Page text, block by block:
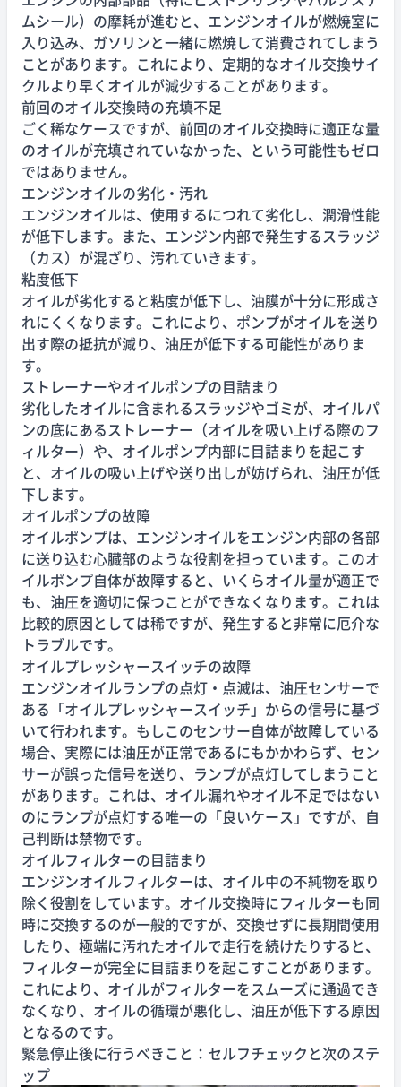
ムシール）の摩耗が進むと、エンジンオイルが燃焼室に
入り込み、ガソリンと一緒に燃焼して消費されてしまう
ことがあります。これにより、定期的なオイル交換サイ
クルより早くオイルが減少することがあります。
前回のオイル交換時の充填不足
ごく稀なケースですが、前回のオイル交換時に適正な量
のオイルが充填されていなかった、という可能性もゼロ
ではありません。
エンジンオイルの劣化・汚れ
エンジンオイルは、使用するにつれて劣化し、潤滑性能
が低下します。また、エンジン内部で発生するスラッジ
（カス）が混ざり、汚れていきます。
粘度低下
オイルが劣化すると粘度が低下し、油膜が十分に形成さ
れにくくなります。これにより、ポンプがオイルを送り
出す際の抵抗が減り、油圧が低下する可能性がありま
す。
ストレーナーやオイルポンプの目詰まり
劣化したオイルに含まれるスラッジやゴミが、オイルパ
ンの底にあるストレーナー（オイルを吸い上げる際のフ
ィルター）や、オイルポンプ内部に目詰まりを起こす
と、オイルの吸い上げや送り出しが妨げられ、油圧が低
下します。
オイルポンプの故障
オイルポンプは、エンジンオイルをエンジン内部の各部
に送り込む心臓部のような役割を担っています。このオ
イルポンプ自体が故障すると、いくらオイル量が適正で
も、油圧を適切に保つことができなくなります。これは
比較的原因としては稀ですが、発生すると非常に厄介な
トラブルです。
オイルプレッシャースイッチの故障
エンジンオイルランプの点灯・点滅は、油圧センサーで
ある「オイルプレッシャースイッチ」からの信号に基づ
いて行われます。もしこのセンサー自体が故障している
場合、実際には油圧が正常であるにもかかわらず、セン
サーが誤った信号を送り、ランプが点灯してしまうこと
があります。これは、オイル漏れやオイル不足ではない
のにランプが点灯する唯一の「良いケース」ですが、自
己判断は禁物です。
オイルフィルターの目詰まり
エンジンオイルフィルターは、オイル中の不純物を取り
除く役割をしています。オイル交換時にフィルターも同
時に交換するのが一般的ですが、交換せずに長期間使用
したり、極端に汚れたオイルで走行を続けたりすると、
フィルターが完全に目詰まりを起こすことがあります。
これにより、オイルがフィルターをスムーズに通過でき
なくなり、オイルの循環が悪化し、油圧が低下する原因
となるのです。
緊急停止後に行うべきこと：セルフチェックと次のステ
ップ